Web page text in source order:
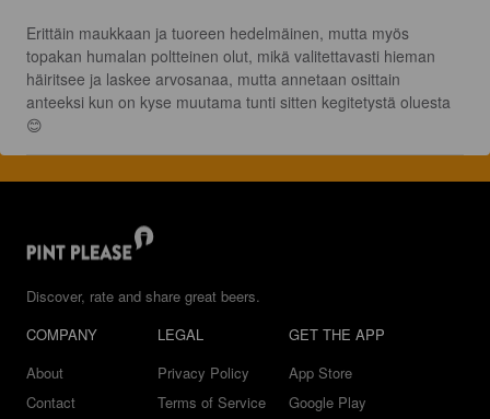
Erittäin maukkaan ja tuoreen hedelmäinen, mutta myös
topakan humalan poltteinen olut, mikä valitettavasti hieman
häiritsee ja laskee arvosanaa, mutta annetaan osittain
anteeksi kun on kyse muutama tunti sitten kegitetystä oluesta
😊
Discover, rate and share great beers.
COMPANY
About
Contact
LEGAL
Privacy Policy
Terms of Service
GET THE APP
App Store
Google Play